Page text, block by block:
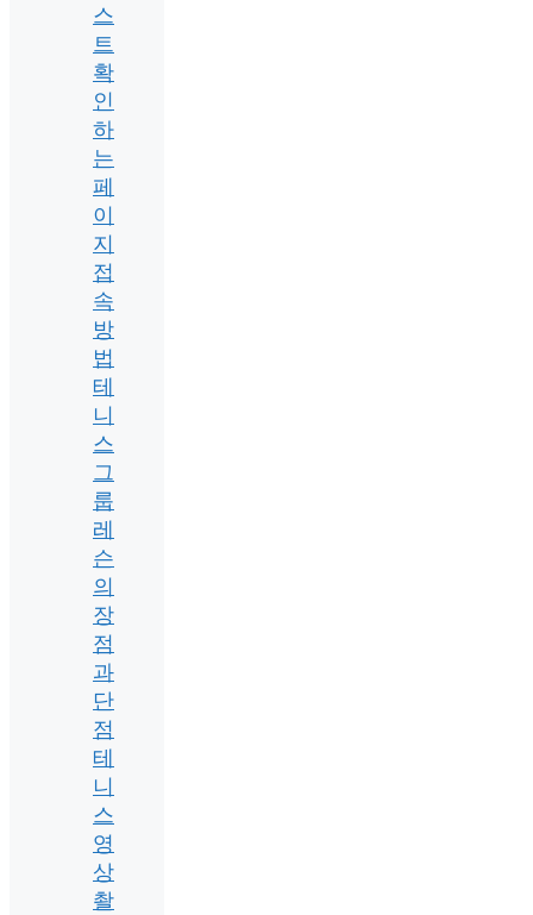
스
트
확
인
하
는
페
이
지
접
속
방
법
테
니
스
그
룹
레
슨
의
장
점
과
단
점
테
니
스
영
상
촬